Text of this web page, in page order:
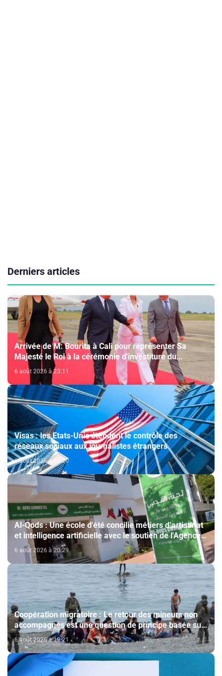
Derniers articles
Arrivée de M. Bourita à Cali pour représenter Sa
Majesté le Roi à la cérémonie d'investiture du
nouveau président colombien
6 août 2026 à 23:11
Visas : les Etats-Unis étendent le contrôle des
réseaux sociaux aux journalistes étrangers
6 août 2026 à 22:20
Al-Qods : Une école d'été concilie métiers d’artisanat
et intelligence artificielle avec le soutien de l'Agence
Bayt Mal Al-Qods Acharif
6 août 2026 à 20:29
Coopération migratoire : Le retour des mineurs non
accompagnés est une question de principe basée sur
les Hautes Instructions Royales (source diplomatique)
6 août 2026 à 19:21